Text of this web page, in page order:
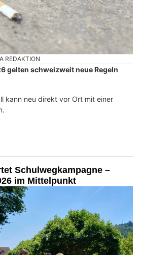
REDAKTION
gelten schweizweit neue Regeln
kann neu direkt vor Ort mit einer
Schulwegkampagne –
im Mittelpunkt